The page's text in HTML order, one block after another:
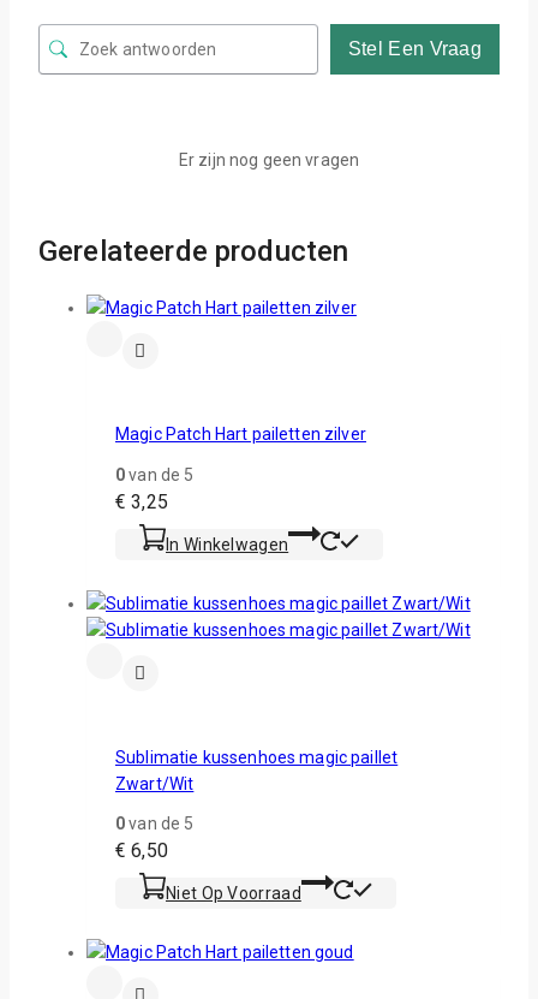
Stel Een Vraag
Er zijn nog geen vragen
Gerelateerde producten
Magic Patch Hart pailetten zilver
0van de 5
€ 3,25
In Winkelwagen
Sublimatie kussenhoes magic paillet
Zwart/Wit
0van de 5
€ 6,50
Niet Op Voorraad